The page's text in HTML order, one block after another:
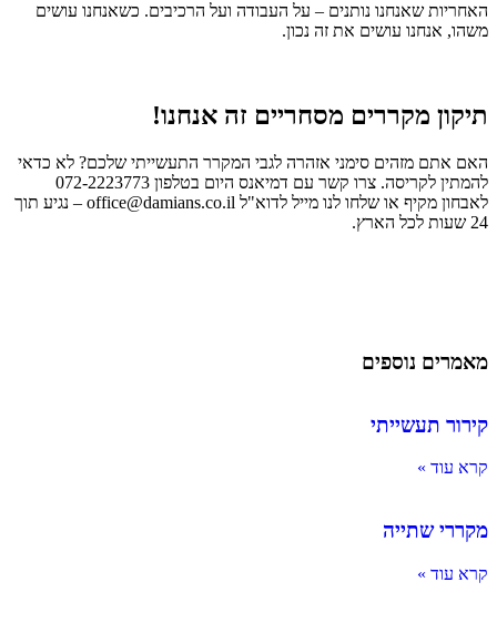
האחריות שאנחנו נותנים – על העבודה ועל הרכיבים. כשאנחנו עושים
משהו, אנחנו עושים את זה נכון.
תיקון מקררים מסחריים זה אנחנו!
האם אתם מזהים סימני אזהרה לגבי המקרר התעשייתי שלכם? לא כדאי
להמתין לקריסה. צרו קשר עם דמיאנס היום בטלפון 072-2223773
לאבחון מקיף או שלחו לנו מייל לדוא"ל office@damians.co.il – נגיע תוך
24 שעות לכל הארץ.
מאמרים נוספים
קירור תעשייתי
קרא עוד »
מקררי שתייה
קרא עוד »